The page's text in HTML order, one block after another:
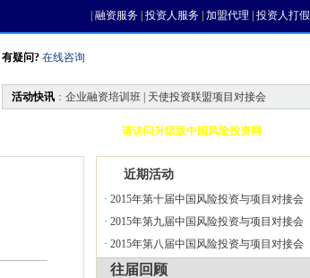
融资服务 投资人服务 加盟代理 投资人打假
有疑问? 在线咨询
活动快讯 ： 企业融资培训班 | 天使投资联盟项目对接会
请访问升级版中国风险投资网
近期活动
· 2015年第十届中国风险投资与项目对接会
· 2015年第九届中国风险投资与项目对接会
· 2015年第八届中国风险投资与项目对接会
往届回顾